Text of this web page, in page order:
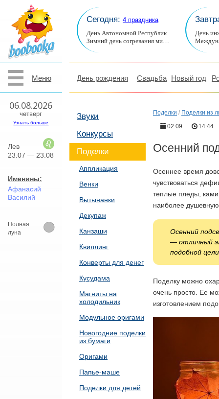
Меню
06.08.2026
четверг
Узнать больше
Лев
23.07 — 23.08
Именины:
Афанасий
Василий
Полная
луна
Сегодня: 4 праздника
День Автономной Республик…
Зимний день согревания ми…
День
День рождения Свадьба Новый год
Звуки
Конкурсы
Поделки
Аппликация
Венки
Вытынанки
Декупаж
Канзаши
Квиллинг
Конверты для денег
Кусудама
Магниты на
холодильник
Модульное оригами
Новогодние поделки
из бумаги
Оригами
Папье-маше
Поделки для детей
Поделки / Поделки из
02.09
14:44
Осенний
Осеннее время
чувствоваться
теплые пледы,
наиболее
Осенний
— отличный
подобной
Поделку можно
очень просто. Ее
изготовлением